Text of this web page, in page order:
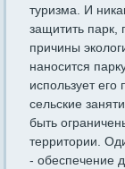
туризма. И
защитить парк,
причины
наносится
использует
сельские
быть
территории.
- обеспечение